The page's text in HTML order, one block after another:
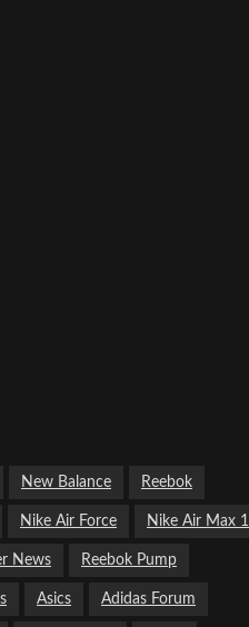
New Balance Reebok
Nike Air Force Nike Air Max 1
News Reebok Pump
Asics Adidas Forum